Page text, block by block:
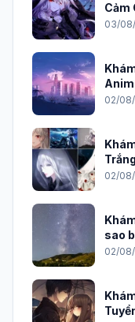
Cảm
03/
02/
02/
sao
02/